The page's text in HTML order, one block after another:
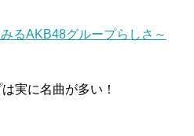
るAKB48グループらしさ～
実に名曲が多い！